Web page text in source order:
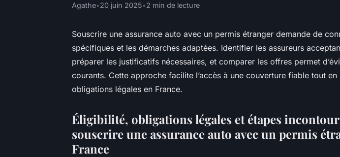
Agathe•20 juin 2025•2 min de lecture
Souscrire une assurance auto avec un permis étranger demande de
spécifiques et les démarches adaptées. Identifier les assureurs
préparer les justificatifs nécessaires, et comparer les offres permet
courants. Cette approche facilite l’accès à une couverture fiable tout en
obligations légales en France.
Éligibilité, obligations légales et étapes
souscrire une assurance auto avec un permis
France